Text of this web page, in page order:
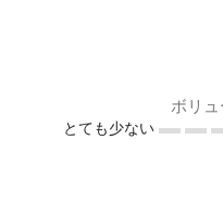
ボリ
とても少ない